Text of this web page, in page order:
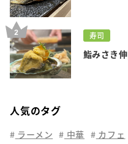
寿司
鮨みさき
人気のタグ
ラーメン 中華 カフェ